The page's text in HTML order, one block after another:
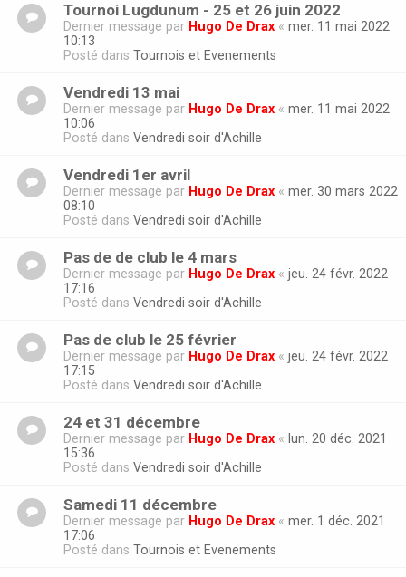
Tournoi Lugdunum - 25 et 26 juin 2022
Dernier message par Hugo De Drax « mer. 11 mai 2022
10:13
Posté dans Tournois et Evenements
Vendredi 13 mai
Dernier message par Hugo De Drax « mer. 11 mai 2022
10:06
Posté dans Vendredi soir d'Achille
Vendredi 1er avril
Dernier message par Hugo De Drax « mer. 30 mars 2022
08:10
Posté dans Vendredi soir d'Achille
Pas de de club le 4 mars
Dernier message par Hugo De Drax « jeu. 24 févr. 2022
17:16
Posté dans Vendredi soir d'Achille
Pas de club le 25 février
Dernier message par Hugo De Drax « jeu. 24 févr. 2022
17:15
Posté dans Vendredi soir d'Achille
24 et 31 décembre
Dernier message par Hugo De Drax « lun. 20 déc. 2021
15:36
Posté dans Vendredi soir d'Achille
Samedi 11 décembre
Dernier message par Hugo De Drax « mer. 1 déc. 2021
17:06
Posté dans Tournois et Evenements